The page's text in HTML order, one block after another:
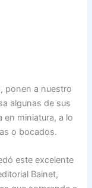
ponen a nuestro
algunas de sus
en miniatura, a lo
o bocados.
este excelente
Bainet,